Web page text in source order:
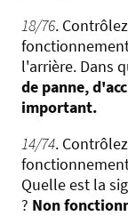
18/76.
l'arrière. Dans
de panne,
important.
14/74.
Quelle est la
? Non